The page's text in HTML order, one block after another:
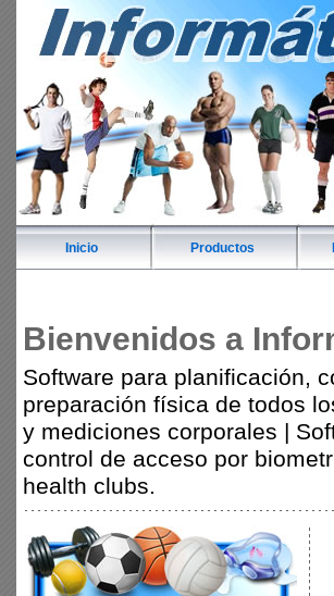
Inicio Productos
Bienvenidos a
Software para planificación,
preparación física de todos
y mediciones corporales |
control de acceso por
health clubs.